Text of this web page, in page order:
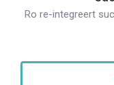
Ro re-integreert